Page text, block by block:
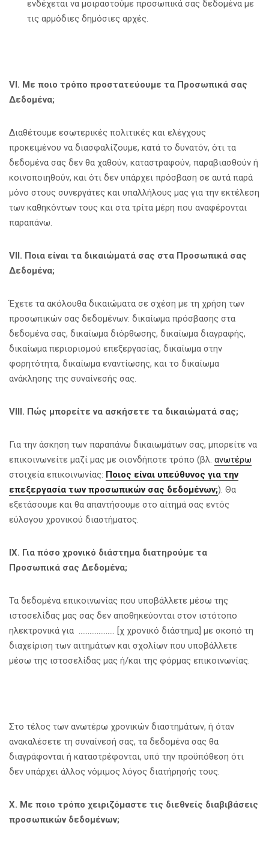
ενδέχεται να μοιραστούμε προσωπικά σας δεδομένα με
τις αρμόδιες δημόσιες αρχές.
VΙ. Με ποιο τρόπο προστατεύουμε τα Προσωπικά σας
Δεδομένα;
Διαθέτουμε εσωτερικές πολιτικές και ελέγχους
προκειμένου να διασφαλίζουμε, κατά το δυνατόν, ότι τα
δεδομένα σας δεν θα χαθούν, καταστραφούν, παραβιασθούν ή
κοινοποιηθούν, και ότι δεν υπάρχει πρόσβαση σε αυτά παρά
μόνο στους συνεργάτες και υπαλλήλους μας για την εκτέλεση
των καθηκόντων τους και στα τρίτα μέρη που αναφέρονται
παραπάνω.
VII. Ποια είναι τα δικαιώματά σας στα Προσωπικά σας
Δεδομένα;
Έχετε τα ακόλουθα δικαιώματα σε σχέση με τη χρήση των
προσωπικών σας δεδομένων: δικαίωμα πρόσβασης στα
δεδομένα σας, δικαίωμα διόρθωσης, δικαίωμα διαγραφής,
δικαίωμα περιορισμού επεξεργασίας, δικαίωμα στην
φορητότητα, δικαίωμα εναντίωσης, και το δικαίωμα
ανάκλησης της συναίνεσής σας.
VIII. Πώς μπορείτε να ασκήσετε τα δικαιώματά σας;
Για την άσκηση των παραπάνω δικαιωμάτων σας, μπορείτε να
επικοινωνείτε μαζί μας με οιονδήποτε τρόπο (βλ. ανωτέρω
στοιχεία επικοινωνίας: Ποιος είναι υπεύθυνος για την
επεξεργασία των προσωπικών σας δεδομένων;). Θα
εξετάσουμε και θα απαντήσουμε στο αίτημά σας εντός
εύλογου χρονικού διαστήματος.
IX. Για πόσο χρονικό διάστημα διατηρούμε τα
Προσωπικά σας Δεδομένα;
Τα δεδομένα επικοινωνίας που υποβάλλετε μέσω της
ιστοσελίδας μας σας δεν αποθηκεύονται στον ιστότοπο
ηλεκτρονικά για ……………….. [χ χρονικό διάστημα] με σκοπό τη
διαχείριση των αιτημάτων και σχολίων που υποβάλλετε
μέσω της ιστοσελίδας μας ή/και της φόρμας επικοινωνίας.
Στο τέλος των ανωτέρω χρονικών διαστημάτων, ή όταν
ανακαλέσετε τη συναίνεσή σας, τα δεδομένα σας θα
διαγράφονται ή καταστρέφονται, υπό την προϋπόθεση ότι
δεν υπάρχει άλλος νόμιμος λόγος διατήρησής τους.
X. Με ποιο τρόπο χειριζόμαστε τις διεθνείς διαβιβάσεις
προσωπικών δεδομένων;